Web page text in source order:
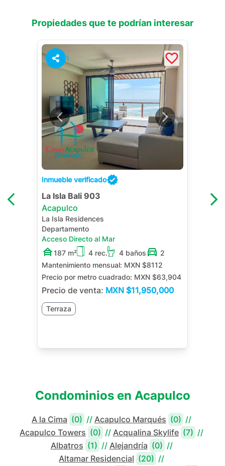
Propiedades que te podrían interesar
1
Inmueble verificado
La Isla Bali 903
Acapulco
La Isla Residences
Departamento
Acceso Directo al Mar
187 m²
4 rec. 4 baños
2
Mantenimiento mensual: MXN $8112
Precio por metro cuadrado: MXN $63,904
Precio de venta: MXN $11,950,000
Terraza
Condominios en Acapulco
A la Cima (0) // Acapulco Marqués (0) //
Acapulco Towers (0) // Acqualina Skylife (7) //
Albatros (1) // Alejandría (0) //
Altamar Residencial (20) //